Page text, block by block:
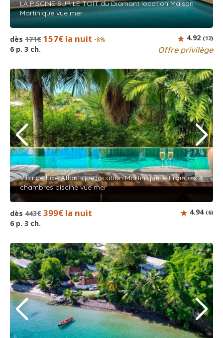
LA PISCINE SUR LE TOIT du Diamant location Maison
Martinique vue mer
dès 171€ 157€ la nuit -8%
6 p. 3 ch. Offre privilège
4.92 (12)
Villa de luxe Atlantique location Martinique le François 3
chambres piscine vue mer
dès 443€ 399€ la nuit
6 p. 3 ch.
4.94 (6)